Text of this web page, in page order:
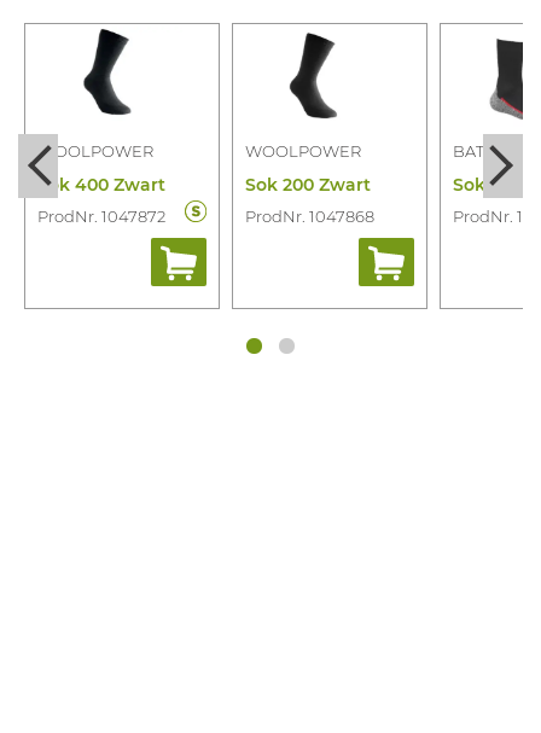
WOOLPOWER
Sok 400 Zwart
ProdNr. 1047872
WOOLPOWER
Sok 200 Zwart
ProdNr. 1047868
BATA
ProdNr.